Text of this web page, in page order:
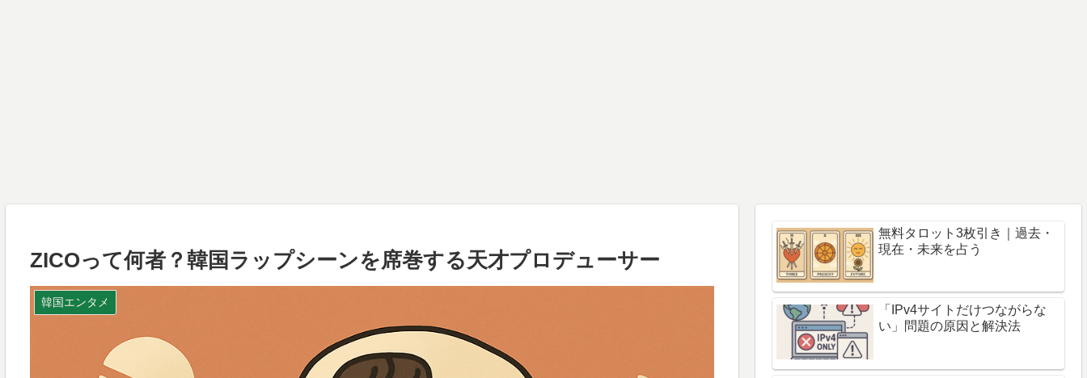
ZICOって何者？韓国ラップシーンを席巻する天才プロデューサー
韓国エンタメ
無料タロット3枚引き｜過去・
現在・未来を占う
「IPv4サイトだけつながらな
い」問題の原因と解決法